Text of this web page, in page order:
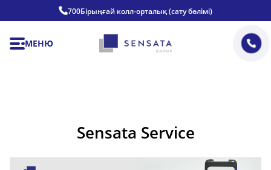
700Бірыңғай колл-орталық (сату бөлімі)
МЕНЮ
Sensata Service